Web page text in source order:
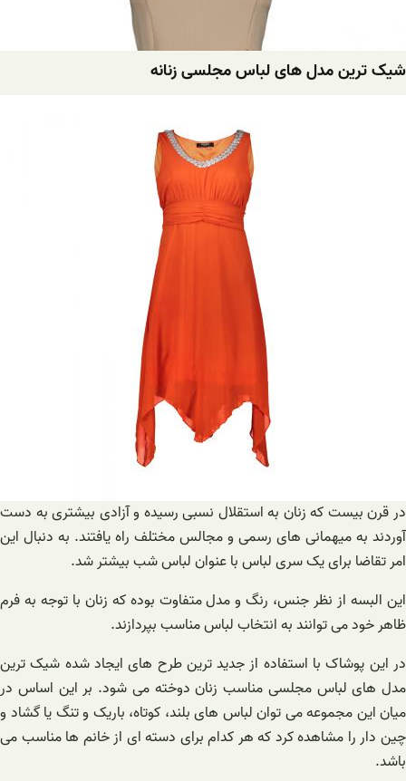
شیک ترین مدل های لباس مجلسی زنانه
در قرن بیست که زنان به استقلال نسبی رسیده و آزادی بیشتری به دست
آوردند به میهمانی های رسمی و مجالس مختلف راه یافتند. به دنبال این
امر تقاضا برای یک سری لباس با عنوان لباس شب بیشتر شد.
این البسه از نظر جنس، رنگ و مدل متفاوت بوده که زنان با توجه به فرم
ظاهر خود می توانند به انتخاب لباس مناسب بپردازند.
در این پوشاک با استفاده از جدید ترین طرح های ایجاد شده شیک ترین
مدل های لباس مجلسی مناسب زنان دوخته می شود. بر این اساس در
میان این مجموعه می توان لباس های بلند، کوتاه، باریک و تنگ یا گشاد و
چین دار را مشاهده کرد که هر کدام برای دسته ای از خانم ها مناسب می
باشد.